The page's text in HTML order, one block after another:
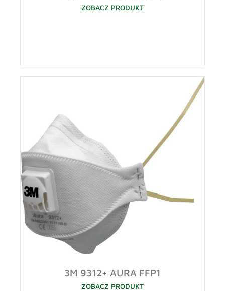
ZOBACZ PRODUKT
3M 9312+ AURA FFP1
ZOBACZ PRODUKT